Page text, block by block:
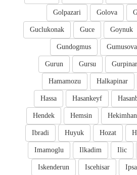
Golova
Golpazari
Goynuk
Guce
Guclukonak
Gumusova
Gundogmus
Gurpinar
Gursu
Gurun
Halkapinar
Hamamozu
Hasankeyf
Hassa
Hekimhan
Hemsin
Hendek
Hozat
Huyuk
Ibradi
Ilic
Ilkadim
Imamoglu
Iscehisar
Iskenderun